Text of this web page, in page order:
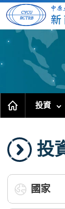
跳
主
要
投資
投